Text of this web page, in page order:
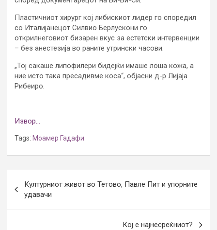
Пластичниот хирург кој либискиот лидер го споредил
со Италијанецот Силвио Берлускони го
открилнеговиот бизарен вкус за естетски интервенции
– без анестезија во раните утрински часови.
„Тој сакаше липофилери бидејќи имаше лоша кожа, а
ние исто така пресадивме коса“, објасни д-р Лијаја
Рибеиро.
Извор…
Tags: Моамер Гадафи
navigation
Културниот живот во Тетово, Павле Пит и упорните
удавачи
Кој е најнесреќниот?